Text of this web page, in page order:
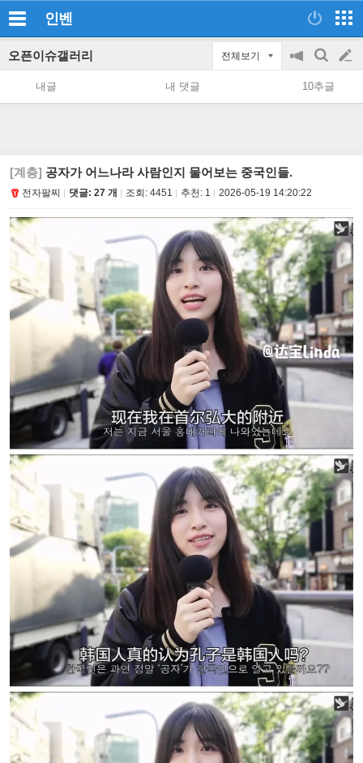
인벤
오픈이슈갤러리 전체보기
공
지
on/off
검
색
글
쓰
내글 내 댓글 10추글
[계층] 공자가 어느나라 사람인지 물어보는 중국인들.
전자팔찌 댓글: 27 개 조회: 4451 추천: 1 2026-05-19 14:20:22